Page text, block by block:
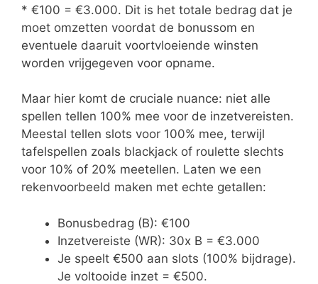
* €100 = €3.000. Dit is het totale bedrag dat je
moet omzetten voordat de bonussom en
eventuele daaruit voortvloeiende winsten
worden vrijgegeven voor opname.
Maar hier komt de cruciale nuance: niet alle
spellen tellen 100% mee voor de inzetvereisten.
Meestal tellen slots voor 100% mee, terwijl
tafelspellen zoals blackjack of roulette slechts
voor 10% of 20% meetellen. Laten we een
rekenvoorbeeld maken met echte getallen:
Bonusbedrag (B): €100
Inzetvereiste (WR): 30x B = €3.000
Je speelt €500 aan slots (100% bijdrage).
Je voltooide inzet = €500.